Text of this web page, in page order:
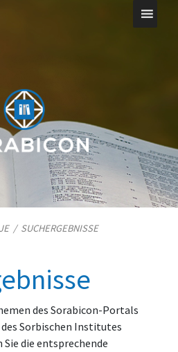
/ SUCHERGEBNISSE
des Sorabicon-Portals
Sorbischen Institutes
die entsprechende